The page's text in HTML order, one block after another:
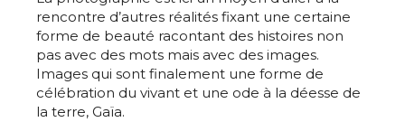
rencontre d’autres réalités fixant une certaine
forme de beauté racontant des histoires non
pas avec des mots mais avec des images.
Images qui sont finalement une forme de
célébration du vivant et une ode à la déesse de
la terre, Gaïa.